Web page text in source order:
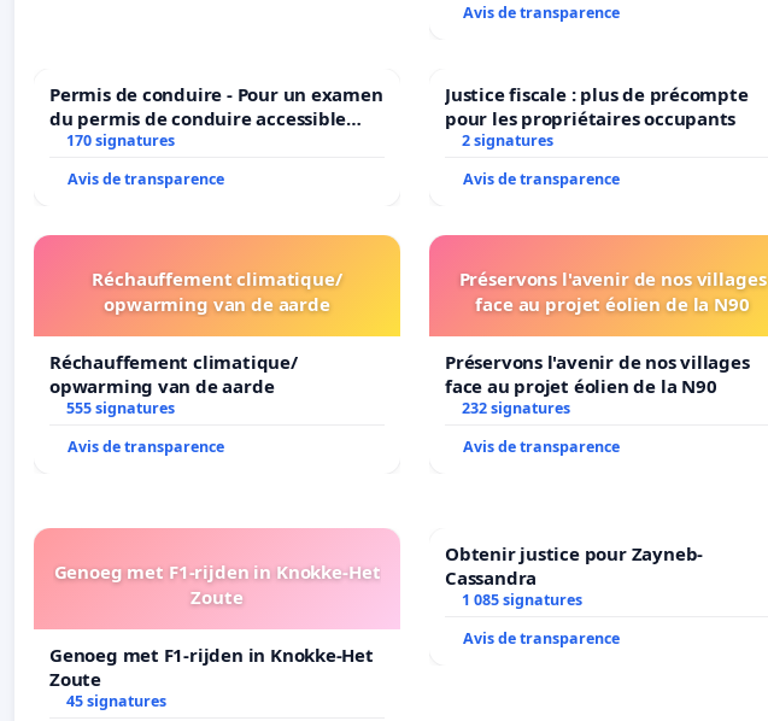
Avis de transparence
Permis de conduire - Pour un examen
du permis de conduire accessible
dans plusieurs langues à Bruxelles
170 signatures
Avis de transparence
Justice fiscale : plus de précompte
pour les propriétaires occupants
2 signatures
Avis de transparence
Réchauffement climatique/
opwarming van de aarde
Réchauffement climatique/
opwarming van de aarde
555 signatures
Avis de transparence
Préservons l'avenir de nos villages
face au projet éolien de la N90
Préservons l'avenir de nos villages
face au projet éolien de la N90
232 signatures
Avis de transparence
Genoeg met F1-rijden in Knokke-Het
Zoute
Genoeg met F1-rijden in Knokke-Het
Zoute
45 signatures
Obtenir justice pour Zayneb-
Cassandra
1 085 signatures
Avis de transparence